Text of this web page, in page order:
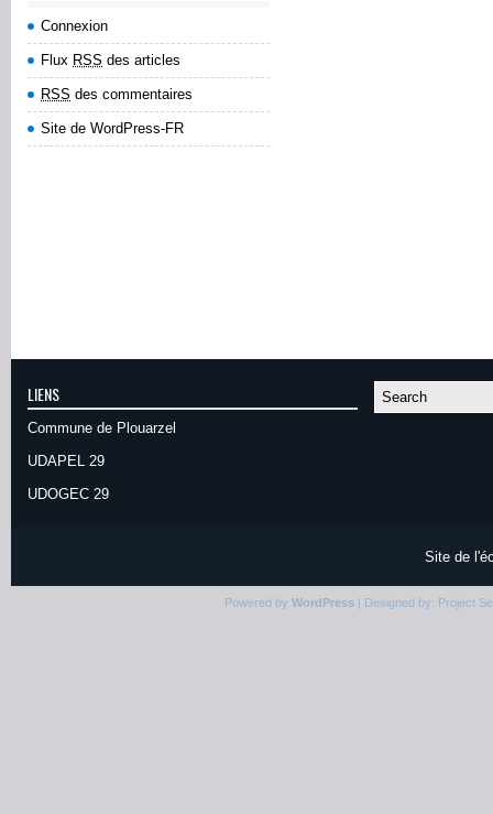
Connexion
Flux RSS des articles
RSS des commentaires
Site de WordPress-FR
LIENS
Commune de Plouarzel
UDAPEL 29
UDOGEC 29
Site de
Powered by WordPress| Designed by: Project